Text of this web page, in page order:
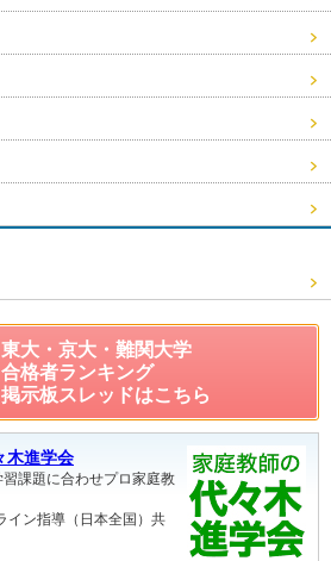
東大・京大・難関大学
合格者ランキング
掲示板スレッドはこちら